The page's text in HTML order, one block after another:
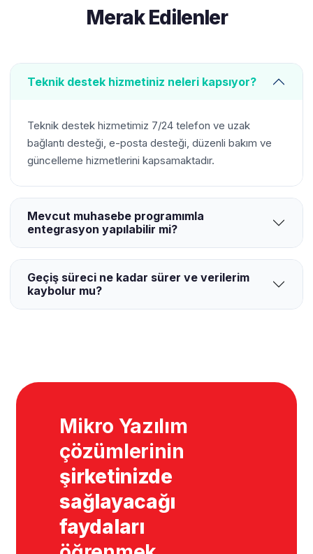
Merak Edilenler
Teknik destek hizmetiniz neleri kapsıyor?
Teknik destek hizmetimiz 7/24 telefon ve uzak
bağlantı desteği, e-posta desteği, düzenli bakım ve
güncelleme hizmetlerini kapsamaktadır.
Mevcut muhasebe programımla
entegrasyon yapılabilir mi?
Geçiş süreci ne kadar sürer ve verilerim
kaybolur mu?
Mikro Yazılım
çözümlerinin
şirketinizde
sağlayacağı
faydaları